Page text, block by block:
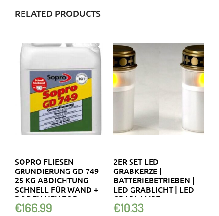
RELATED PRODUCTS
SOPRO FLIESEN
GRUNDIERUNG GD 749
25 KG ABDICHTUNG
SCHNELL FÜR WAND +
BODEN NEU TOP
€166.99
2ER SET LED
GRABKERZE |
BATTERIEBETRIEBEN |
LED GRABLICHT | LED
GRABLAMPE
€10.33